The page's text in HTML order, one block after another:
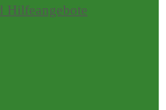
Hilfeangebote